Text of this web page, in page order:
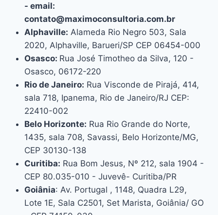
- email:
contato@maximoconsultoria.com.br
Alphaville: Alameda Rio Negro 503, Sala
2020, Alphaville, Barueri/SP CEP 06454-000
Osasco: Rua José Timotheo da Silva, 120 -
Osasco, 06172-220
Rio de Janeiro: Rua Visconde de Pirajá, 414,
sala 718, Ipanema, Rio de Janeiro/RJ CEP:
22410-002
Belo Horizonte: Rua Rio Grande do Norte,
1435, sala 708, Savassi, Belo Horizonte/MG,
CEP 30130-138
Curitiba: Rua Bom Jesus, Nº 212, sala 1904 -
CEP 80.035-010 - Juvevê- Curitiba/PR
Goiânia: Av. Portugal , 1148, Quadra L29,
Lote 1E, Sala C2501, Set Marista, Goiânia/ GO